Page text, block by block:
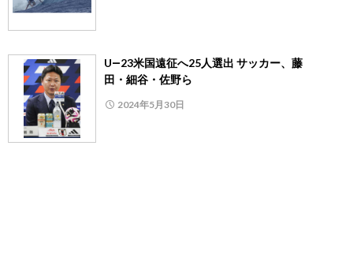
U―23米国遠征へ25人選出 サッカー、藤
田・細谷・佐野ら
2024年5月30日